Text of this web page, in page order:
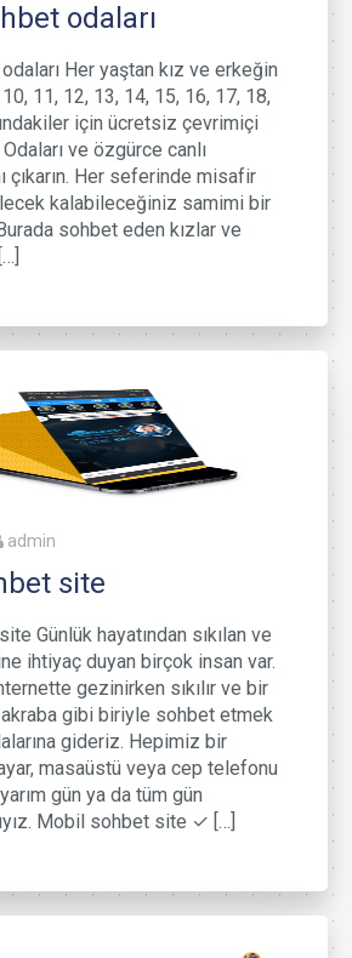
odaları
Her yaştan kız ve erkeğin
11, 12, 13, 14, 15, 16, 17, 18,
için ücretsiz çevrimiçi
ve özgürce canlı
çıkarın. Her seferinde misafir
kalabileceğiniz samimi bir
sohbet eden kızlar ve
admin
site
Günlük hayatından sıkılan ve
ihtiyaç duyan birçok insan var.
gezinirken sıkılır ve bir
gibi biriyle sohbet etmek
gideriz. Hepimiz bir
masaüstü veya cep telefonu
gün ya da tüm gün
Mobil sohbet site ✓ […]